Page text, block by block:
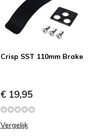
Crisp SST 110mm Brake
€ 19,95
Vergelijk